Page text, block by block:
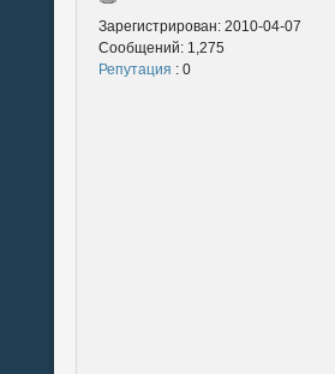
Зарегистрирован: 2010-04-07
Сообщений: 1,275
Репутация : 0